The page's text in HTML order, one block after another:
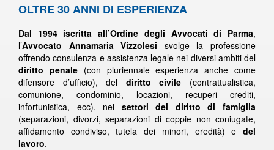
OLTRE 30 ANNI DI ESPERIENZA
Dal 1994 iscritta all’Ordine degli Avvocati di Parma,
l’Avvocato Annamaria Vizzolesi svolge la professione
offrendo consulenza e assistenza legale nei diversi ambiti del
diritto penale(con pluriennale esperienza anche come
difensore d’ufficio), del diritto civile (contrattualistica,
comunione, condominio, locazioni, recuperi crediti,
infortunistica, ecc), nei settori del diritto di famiglia
(separazioni, divorzi, separazioni di coppie non coniugate,
affidamento condiviso, tutela dei minori, eredità) e del
lavoro.